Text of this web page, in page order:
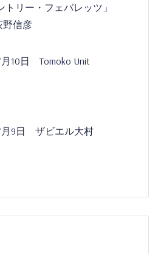
トリー・フェバレッツ」
信彦
月10日 Tomoko Unit
月9日 ザビエル大村